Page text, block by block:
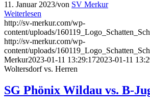
11. Januar 2023/von SV Merkur
Weiterlesen
http://sv-merkur.com/wp-
content/uploads/
http://sv-merkur.com/wp-
content/uploads/
Merkur2023-01-11 13:29:172023-01-11
Woltersdorf vs. Herren
SG Phönix Wildau vs. B-